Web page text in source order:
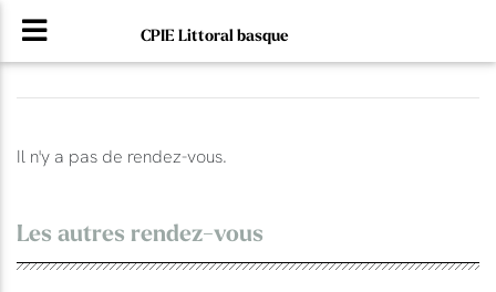
CPIE Littoral basque
Il n'y a pas de rendez-vous.
Les autres rendez-vous